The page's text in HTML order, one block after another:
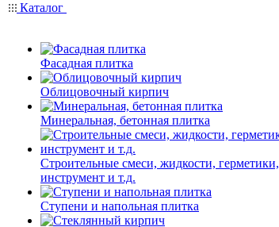
Каталог
Фасадная плитка
Облицовочный кирпич
Минеральная, бетонная плитка
Строительные смеси, жидкости, герметики,
инструмент и т.д.
Ступени и напольная плитка